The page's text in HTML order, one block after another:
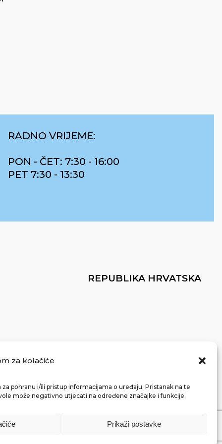
za kolačiće
pohranu i/ili pristup informacijama o uređaju. Pristanak na te
može negativno utjecati na određene značajke i funkcije.
Prikaži postavke
RADNO VRIJEME:
PON - ČET: 7:30 - 16:00
PET 7:30 - 13:30
REPUBLIKA HRVATSKA